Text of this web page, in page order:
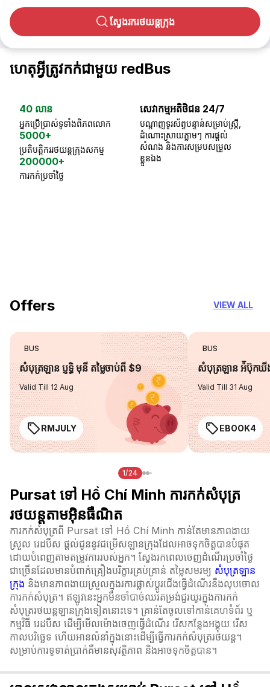
ស្វែងរករថយន្តក្រុង
ហេតុអ្វីត្រូវកក់ជាមួយ redBus
40 លាន
អ្នកប្រើប្រាស់ទូទាំងពិភពលោក
5000+
ប្រតិបត្តិកររថយន្តក្រុងសកម្ម
200000+
ការកក់ប្រចាំថ្ងៃ
សេវាកម្មអតិថិជន 24/7
បណ្តាញទូរស័ព្ទបន្ទាន់សម្រាប់ស្ត្រី,
ដំណោះស្រាយភ្លាមៗ ការផ្តល់
សំណង និងការសម្របសម្រួល
ខ្លួនឯង
Offers VIEW ALL
BUS
សំបុត្រឡាន ប្ញទ្ធិ មុនី តម្លៃចាប់ពី $9
Valid Till 12 Aug
RMJULY
BUS
សំបុត្រឡាន អ៉ីប៊ុកឃី
Valid Till 31 Aug
EBOOK4
1/24
Pursat ទៅ Hồ Chí Minh ការកក់សំបុត្រ
រថយន្តតាមអ៊ិនធឺណិត
ការកក់សំបុត្រពី Pursat ទៅ Hồ Chí Minh កាន់តែមានភាពងាយ
ស្រួល រេដបឹស ផ្តល់ជូននូវជម្រើសឡានក្រុងដែលអាចទុកចិត្តបានបំផុត
ដោយបំពេញតាមតម្រូវការរបស់អ្នក។ ស្វែងរកពេលចេញដំណើរប្រចាំថ្ងៃ
ជាច្រើនដែលមានបំពាក់គ្រឿងបរិក្ខារគ្រប់គ្រាន់ តម្លៃសមរម្យ សំបុត្រឡាន
ក្រុង និងមានភាពងាយស្រួលក្នុងរការផ្លាស់ប្ដូរជើងធ្វើដំណើរនឹងលុបចោល
ការកក់សំបុត្រ។ ឥឡូវនេះអ្នកមិនចាំបាច់ឈរតម្រង់ជួរយូរក្នុងការកក់
សំបុត្ររថយន្តឡានក្រុងទៀតនោះទេ។ គ្រាន់តែចូលទៅកាន់គេហទំព័រ ឬ
កម្មវិធី រេដបឹស ដើម្បីមើលម៉ោងចេញធ្វើដំណើរ រើសកន្លែងអង្គុយ រើស
កាលបរិច្ឆេទ ហើយអានលំនាំក្នុងនោះដើម្បីធ្វើការកក់សំបុត្ររថយន្ត។
សម្រាប់ការទូទាត់ប្រាក់គឺមានសុវត្ថិភាព និងអាចទុកចិត្តបាន។